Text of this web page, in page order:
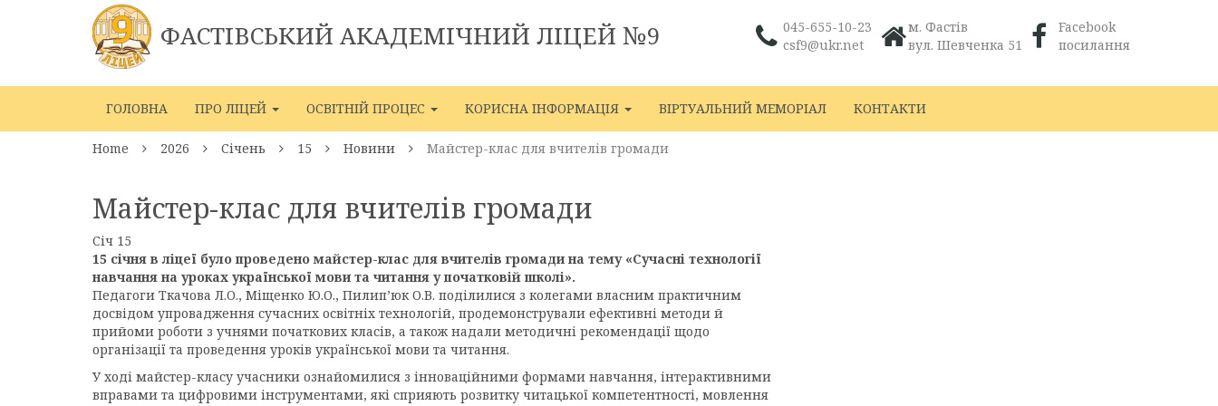
ФАСТІВСЬКИЙ АКАДЕМІЧНИЙ ЛІЦЕЙ №9
045-655-10-23
csf9@ukr.net
м. Фастів
вул. Шевченка 51
Facebook
посилання
ГОЛОВНА ПРО ЛІЦЕЙ ОСВІТНІЙ ПРОЦЕС КОРИСНА ІНФОРМАЦІЯ ВІРТУАЛЬНИЙ МЕМОРІАЛ КОНТАКТИ
Home 2026 Січень 15 Новини Майстер-клас для вчителів громади
Майстер-клас для вчителів громади
Січ 15
15 січня в ліцеї було проведено майстер-клас для вчителів громади на тему «Сучасні технології
навчання на уроках української мови та читання у початковій школі».
Педагоги Ткачова Л.О., Міщенко Ю.О., Пилип’юк О.В. поділилися з колегами власним практичним
досвідом упровадження сучасних освітніх технологій, продемонстрували ефективні методи й
прийоми роботи з учнями початкових класів, а також надали методичні рекомендації щодо
організації та проведення уроків української мови та читання.
У ході майстер-класу учасники ознайомилися з інноваційними формами навчання, інтерактивними
вправами та цифровими інструментами, які сприяють розвитку читацької компетентності, мовлення